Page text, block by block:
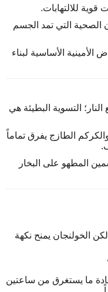
قوية للالتهابات.
الصحية التي تمد الجسم
الأمينية الأساسية لبناء
التسوية البطيئة هي
الطازج يفرق تماماً
المطهو على البخار
الخولنجان يمنح نكهة
ما يستغرق من ساعتين